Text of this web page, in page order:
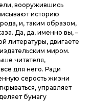
вооружившись
историю
и, таким образом,
Да, да, именно вы, –
литературы, двигаете
миром.
читателя,
для него. Ради
серость жизни
управляет
бумагу